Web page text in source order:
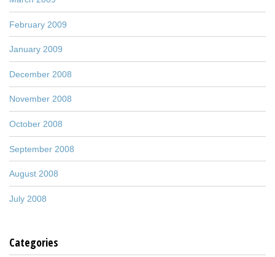
February 2009
January 2009
December 2008
November 2008
October 2008
September 2008
August 2008
July 2008
Categories